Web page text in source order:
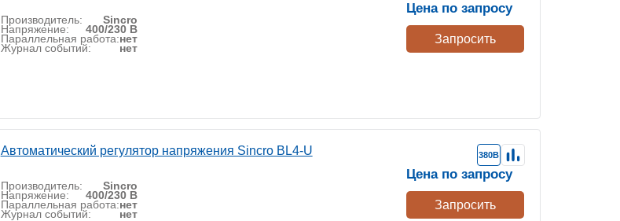
Производитель: Sincro
Напряжение: 400/230 В
Параллельная работа:нет
Журнал событий: нет
Цена по запросу
Запросить
Автоматический регулятор напряжения Sincro BL4-U
Производитель: Sincro
Напряжение: 400/230 В
Параллельная работа:нет
Журнал событий: нет
380В
Цена по запросу
Запросить